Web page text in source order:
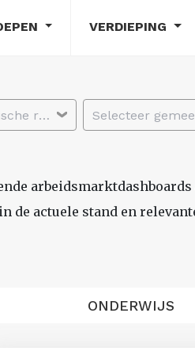
VERDIEPING
Selecteer economische regio Selecteer
arbeidsmarktdashboards
de actuele stand en
ONDERWIJS